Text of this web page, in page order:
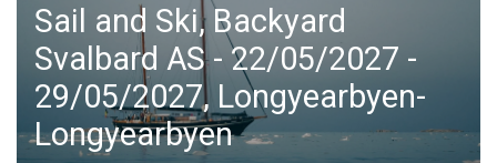
Sail and Ski, Backyard
Svalbard AS - 22/05/2027 -
29/05/2027, Longyearbyen-
Longyearbyen